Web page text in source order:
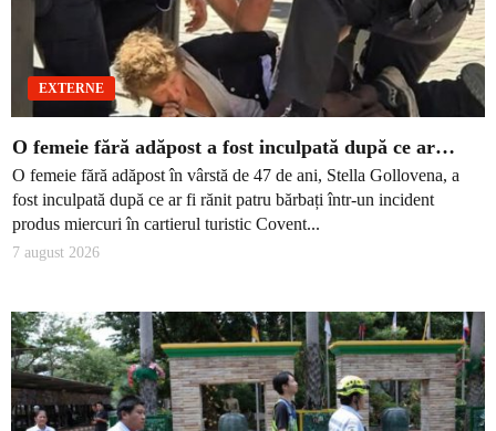
EXTERNE
O femeie fără adăpost a fost inculpată după ce ar…
O femeie fără adăpost în vârstă de 47 de ani, Stella Gollovena, a
fost inculpată după ce ar fi rănit patru bărbați într-un incident
produs miercuri în cartierul turistic Covent...
7 august 2026